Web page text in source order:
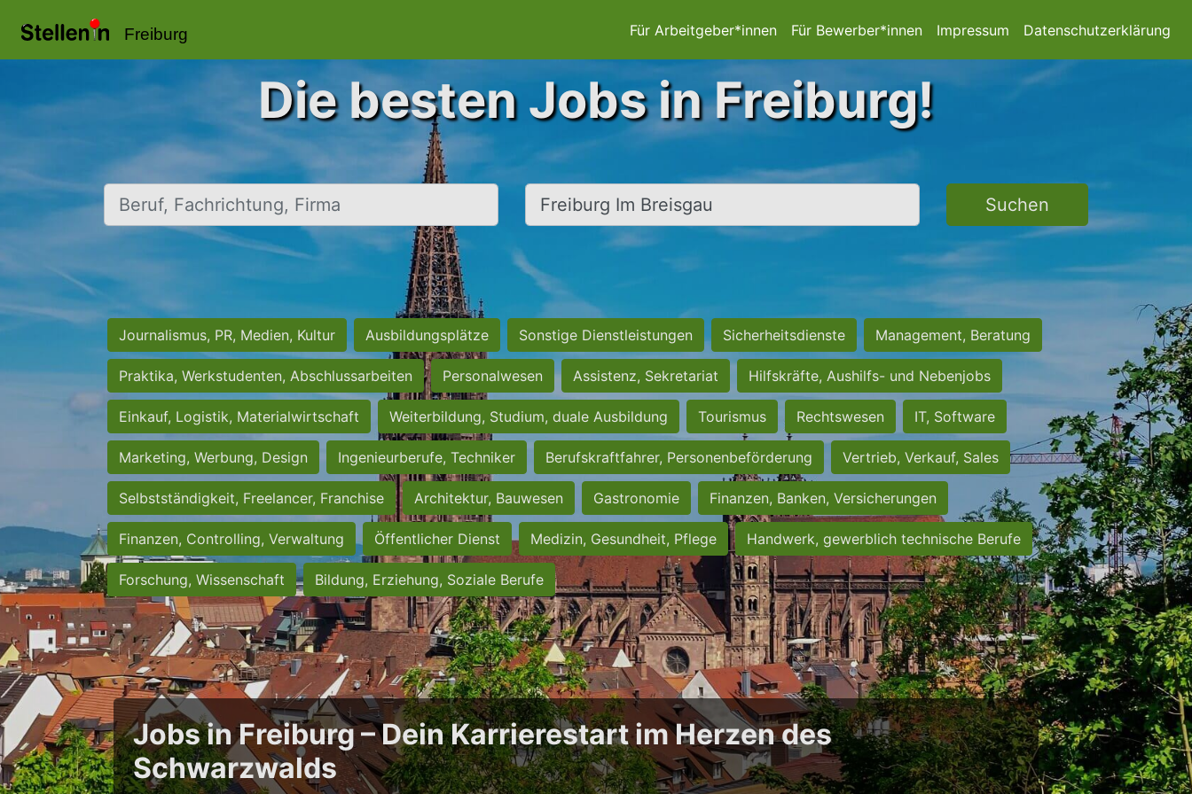
Freiburg Für Arbeitgeber*innen Für Bewerber*innen Impressum Datenschutzerklärung
Die besten Jobs in Freiburg!
Beruf, Fachrichtung, Firma Ort, Stadt Suchen
Journalismus, PR, Medien, Kultur Ausbildungsplätze Sonstige Dienstleistungen Sicherheitsdienste Management, Beratung
Praktika, Werkstudenten, Abschlussarbeiten Personalwesen Assistenz, Sekretariat Hilfskräfte, Aushilfs- und Nebenjobs
Einkauf, Logistik, Materialwirtschaft Weiterbildung, Studium, duale Ausbildung Tourismus Rechtswesen IT, Software
Marketing, Werbung, Design Ingenieurberufe, Techniker Berufskraftfahrer, Personenbeförderung Vertrieb, Verkauf, Sales
Selbstständigkeit, Freelancer, Franchise Architektur, Bauwesen Gastronomie Finanzen, Banken, Versicherungen
Finanzen, Controlling, Verwaltung Öffentlicher Dienst Medizin, Gesundheit, Pflege Handwerk, gewerblich technische Berufe
Forschung, Wissenschaft Bildung, Erziehung, Soziale Berufe
Jobs in Freiburg – Dein Karrierestart im Herzen des
Schwarzwalds